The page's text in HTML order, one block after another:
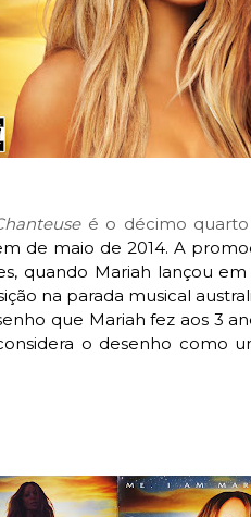
é o décimo quarto
de maio de 2014. A
quando Mariah lançou
na parada musical
que Mariah fez aos 3
o desenho como